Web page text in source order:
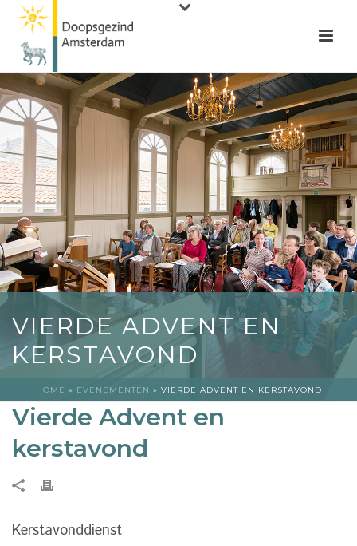
VIERDE ADVENT EN
KERSTAVOND
HOME » EVENEMENTEN » VIERDE ADVENT EN KERSTAVOND
Vierde Advent en
kerstavond
Kerstavonddienst